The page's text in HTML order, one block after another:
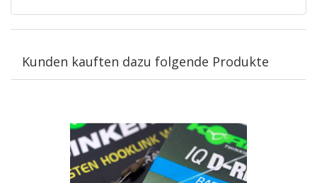
Kunden kauften dazu folgende Produkte